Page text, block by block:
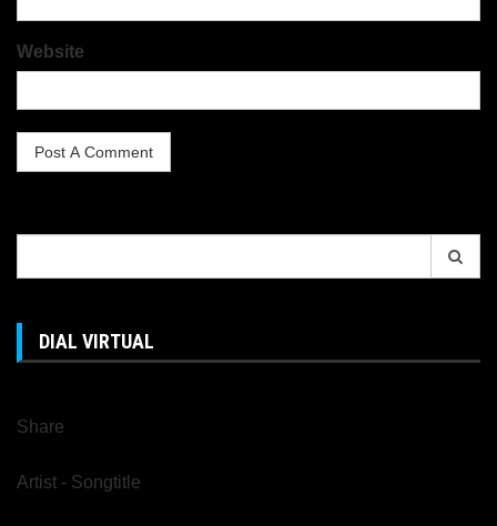
Website
for:
DIAL VIRTUAL
Share
Artist - Songtitle